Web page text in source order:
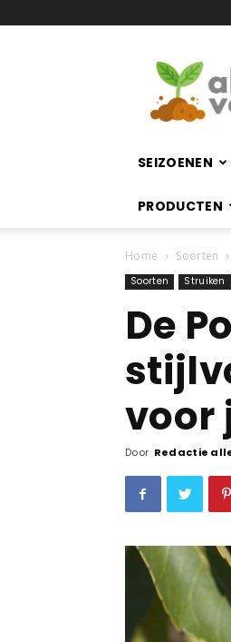
SEIZOENEN
PRODUCTEN
Home Soorten
Soorten Struiken
De
voor
Door Redactie